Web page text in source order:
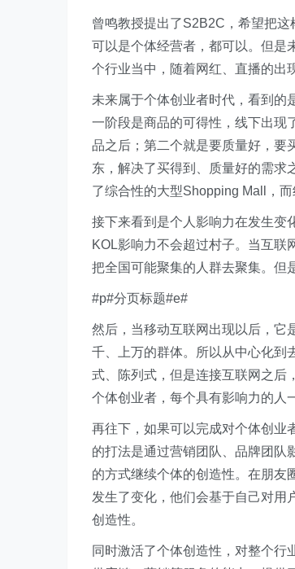
曾鸣教授提出了S2B2C，希望把
可以是个体经营者，都可以。但是
个行业当中，随着网红、直播的出
未来属于个体创业者时代，看到的
一阶段是商品的可得性，线下出现
品之后；第二个就是要质量好，要
东，解决了买得到、质量好的需求
了综合性的大型Shopping Mall，
接下来看到是个人影响力在发生变
KOL影响力不会超过村子。当互联
把全国可能聚集的人群去聚集。但
#p#分页标题#e#
然后，当移动互联网出现以后，它
千、上万的群体。所以从中心化到
式、陈列式，但是连接互联网之后
个体创业者，每个具有影响力的人
再往下，如果可以完成对个体创业
的打法是通过营销团队、品牌团队
的方式继续个体的创造性。在朋友
发生了变化，他们会基于自己对用
创造性。
同时激活了个体创造性，对整个行